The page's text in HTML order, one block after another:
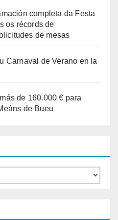
completa da Festa
os récords de
de mesas
Carnaval de Verano en la
de 160.000 € para
de Bueu